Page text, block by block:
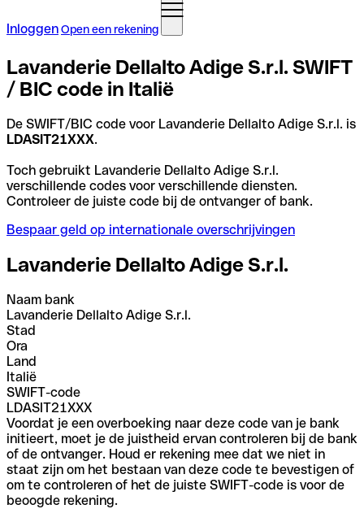
InloggenOpen een rekening
Lavanderie Dellalto Adige S.r.l. SWIFT
/ BIC code in Italië
De SWIFT/BIC code voor Lavanderie Dellalto Adige S.r.l. is
LDASIT21XXX.
Toch gebruikt Lavanderie Dellalto Adige S.r.l.
verschillende codes voor verschillende diensten.
Controleer de juiste code bij de ontvanger of bank.
Bespaar geld op internationale overschrijvingen
Lavanderie Dellalto Adige S.r.l.
Naam bank
Lavanderie Dellalto Adige S.r.l.
Stad
Ora
Land
Italië
SWIFT-code
LDASIT21XXX
Voordat je een overboeking naar deze code van je bank
initieert, moet je de juistheid ervan controleren bij de bank
of de ontvanger. Houd er rekening mee dat we niet in
staat zijn om het bestaan van deze code te bevestigen of
om te controleren of het de juiste SWIFT-code is voor de
beoogde rekening.